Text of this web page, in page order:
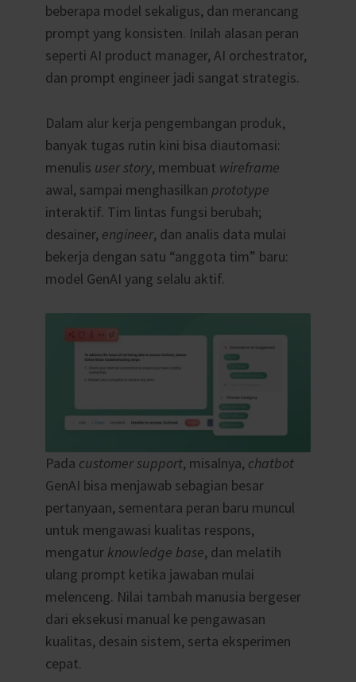
beberapa model sekaligus, dan merancang
prompt yang konsisten. Inilah alasan peran
seperti AI product manager, AI orchestrator,
dan prompt engineer jadi sangat strategis.
Dalam alur kerja pengembangan produk,
banyak tugas rutin kini bisa diautomasi:
menulis user story, membuat wireframe
awal, sampai menghasilkan prototype
interaktif. Tim lintas fungsi berubah;
desainer, engineer, dan analis data mulai
bekerja dengan satu “anggota tim” baru:
model GenAI yang selalu aktif.
Pada customer support, misalnya, chatbot
GenAI bisa menjawab sebagian besar
pertanyaan, sementara peran baru muncul
untuk mengawasi kualitas respons,
mengatur knowledge base, dan melatih
ulang prompt ketika jawaban mulai
melenceng. Nilai tambah manusia bergeser
dari eksekusi manual ke pengawasan
kualitas, desain sistem, serta eksperimen
cepat.